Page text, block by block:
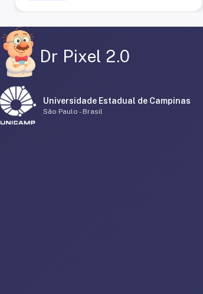
Dr Pixel 2.0
Universidade Estadual de Campinas
São Paulo - Brasil